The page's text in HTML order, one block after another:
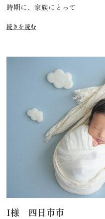
時期に、家族にとって
続きを読む
I様 四日市市